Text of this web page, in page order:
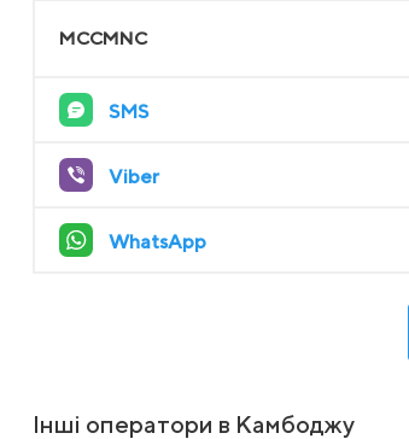
MCCMNC
SMS
Viber
WhatsApp
Інші оператори в Камбоджу